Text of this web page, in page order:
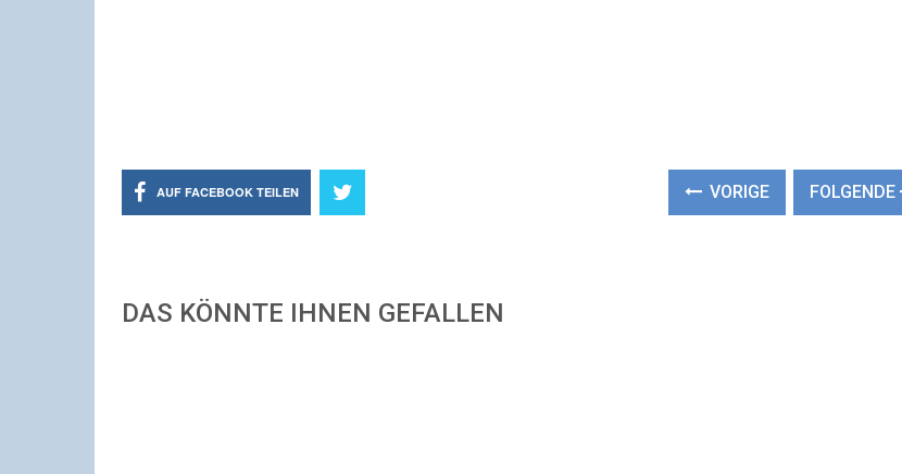
AUF FACEBOOK TEILEN VORIGE FOLGENDE
DAS KÖNNTE IHNEN GEFALLEN